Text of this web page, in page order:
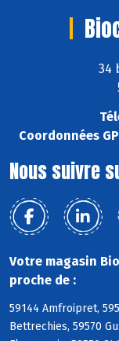
34
Coordonnées
Nous suivre
Votre magasin
proche de :
59144 Amfroipret,
Bettrechies, 59570